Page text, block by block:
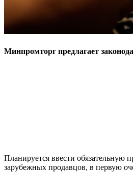
Минпромторг предлагает
Планируется ввести обязательную
зарубежных продавцов, в первую